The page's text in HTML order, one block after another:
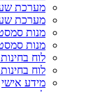
מערכת
מערכת
מנות
מנות
לוח
לוח
מידע אישי